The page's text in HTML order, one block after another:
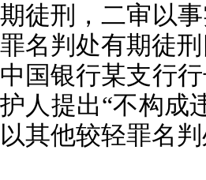
期徒刑，二审以
罪名判处有期徒刑
中国银行某支行
护人提出“不构成
以其他较轻罪名